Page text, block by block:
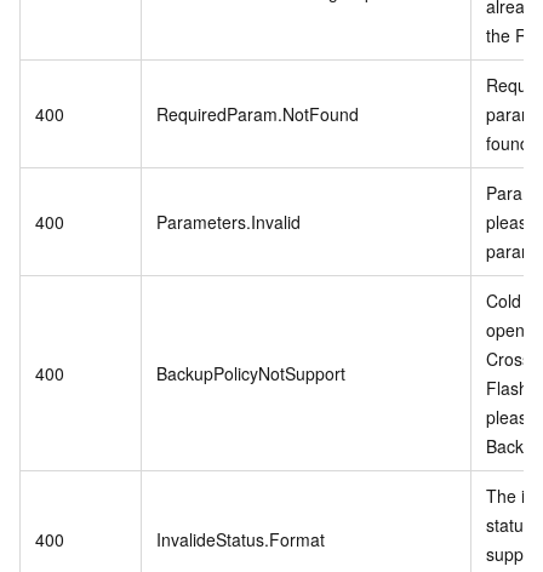
the
400 RequiredParam.NotFound
param
found.
400 Parameters.Invalid
please
400 BackupPolicyNotSupport
Cold
open
Flash
please
400 InvalideStatus.Format
The
status